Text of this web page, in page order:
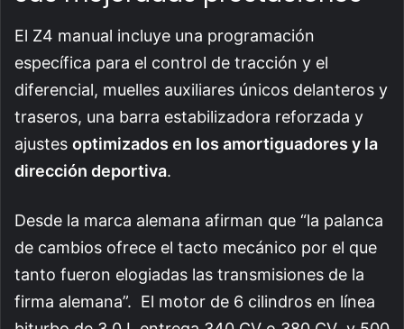
El Z4 manual incluye una programación
específica para el control de tracción y el
diferencial, muelles auxiliares únicos delanteros y
traseros, una barra estabilizadora reforzada y
ajustes optimizados en los amortiguadores y la
dirección deportiva.
Desde la marca alemana afirman que “la palanca
de cambios ofrece el tacto mecánico por el que
tanto fueron elogiadas las transmisiones de la
firma alemana”. El motor de 6 cilindros en línea